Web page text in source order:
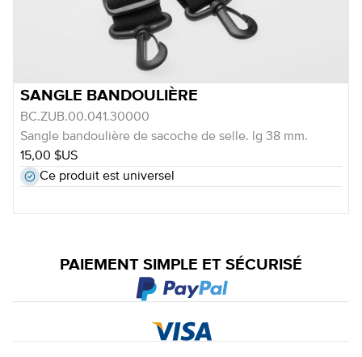
SANGLE BANDOULIÈRE
BC.ZUB.00.041.30000
Sangle bandoulière de sacoche de selle. lg 38 mm.
15,00 $US
Ce produit est universel
PAIEMENT SIMPLE ET SÉCURISÉ